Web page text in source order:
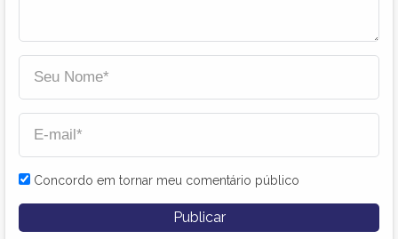
Concordo em tornar meu comentário público